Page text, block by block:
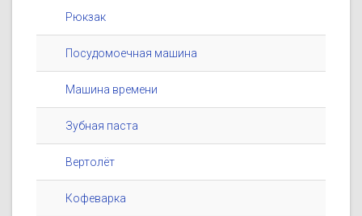
Рюкзак
Посудомоечная машина
Машина времени
Зубная паста
Вертолёт
Кофеварка